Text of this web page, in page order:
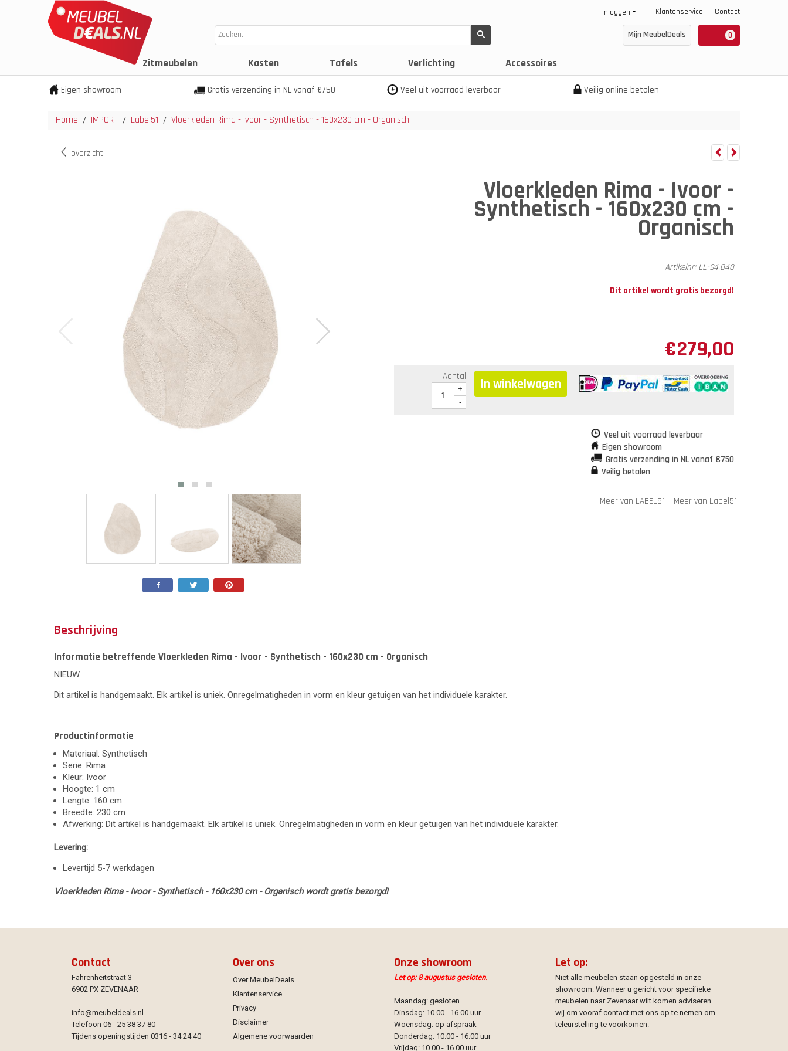
Klantenservice Contact
Inloggen
0
Mijn MeubelDeals
Zitmeubelen Kasten Tafels Verlichting Accessoires
Eigen showroom Gratis verzending in NL vanaf €750 Veel uit voorraad leverbaar Veilig online betalen
Home / IMPORT / Label51 / Vloerkleden Rima - Ivoor - Synthetisch - 160x230 cm - Organisch
overzicht
Vloerkleden Rima - Ivoor -
Synthetisch - 160x230 cm -
Organisch
Artikelnr: LL-94.040
Dit artikel wordt gratis bezorgd!
€279,00
Aantal
+
-
In winkelwagen
Veel uit voorraad leverbaar
Eigen showroom
Gratis verzending in NL vanaf €750
Veilig betalen
Meer van LABEL51 | Meer van Label51
Beschrijving
Informatie betreffende Vloerkleden Rima - Ivoor - Synthetisch - 160x230 cm - Organisch
NIEUW
Dit artikel is handgemaakt. Elk artikel is uniek. Onregelmatigheden in vorm en kleur getuigen van het individuele karakter.
Productinformatie
Materiaal: Synthetisch
Serie: Rima
Kleur: Ivoor
Hoogte: 1 cm
Lengte: 160 cm
Breedte: 230 cm
Afwerking: Dit artikel is handgemaakt. Elk artikel is uniek. Onregelmatigheden in vorm en kleur getuigen van het individuele karakter.
Levering:
Levertijd 5-7 werkdagen
Vloerkleden Rima - Ivoor - Synthetisch - 160x230 cm - Organisch wordt gratis bezorgd!
Contact
Fahrenheitstraat 3
6902 PX ZEVENAAR
info@meubeldeals.nl
Telefoon 06 - 25 38 37 80
Tijdens openingstijden 0316 - 34 24 40
Over ons
Over MeubelDeals
Klantenservice
Privacy
Disclaimer
Algemene voorwaarden
Onze showroom
Let op: 8 augustus gesloten.
Maandag: gesloten
Dinsdag: 10.00 - 16.00 uur
Woensdag: op afspraak
Donderdag: 10.00 - 16.00 uur
Vrijdag: 10.00 - 16.00 uur
Let op:
Niet alle meubelen staan opgesteld in onze
showroom. Wanneer u gericht voor specifieke
meubelen naar Zevenaar wilt komen adviseren
wij om vooraf contact met ons op te nemen om
teleurstelling te voorkomen.